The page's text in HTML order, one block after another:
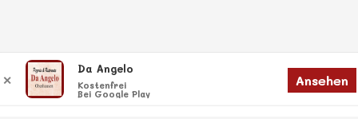
Inhalt
springen
Menü
Menü
✕
Da Angelo
Kostenfrei
Bei Google Play
Ansehen